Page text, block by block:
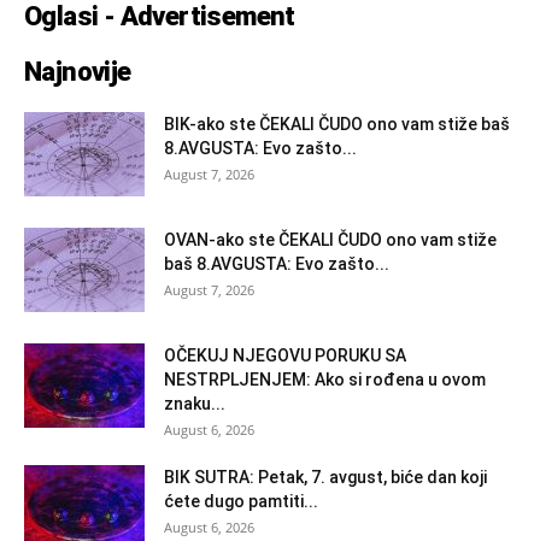
Oglasi - Advertisement
Najnovije
BIK-ako ste ČEKALI ČUDO ono vam stiže baš
8.AVGUSTA: Evo zašto...
August 7, 2026
OVAN-ako ste ČEKALI ČUDO ono vam stiže
baš 8.AVGUSTA: Evo zašto...
August 7, 2026
OČEKUJ NJEGOVU PORUKU SA
NESTRPLJENJEM: Ako si rođena u ovom
znaku...
August 6, 2026
BIK SUTRA: Petak, 7. avgust, biće dan koji
ćete dugo pamtiti...
August 6, 2026